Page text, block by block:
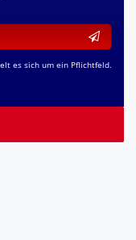
es sich um ein Pflichtfeld.